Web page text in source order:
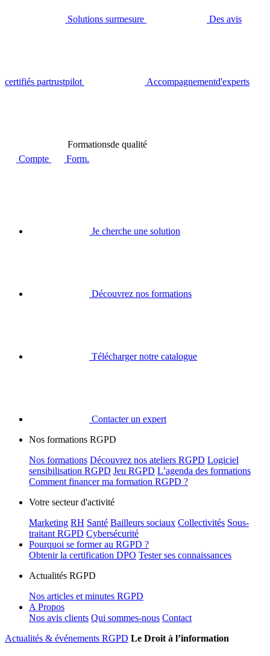
Solutions surmesure Des avis
certifiés partrustpilot Accompagnementd'experts
Formationsde qualité
Compte
Form.
Je cherche une solution
Découvrez nos formations
Télécharger notre catalogue
Contacter un expert
Nos formations RGPD
Nos formations Découvrez nos ateliers RGPD Logiciel
sensibilisation RGPD Jeu RGPD L’agenda des formations
Comment financer ma formation RGPD ?
Votre secteur d'activité
Marketing RH Santé Bailleurs sociaux Collectivités Sous-
traitant RGPD Cybersécurité
Pourquoi se former au RGPD ?
Obtenir la certification DPO Tester ses connaissances
Actualités RGPD
Nos articles et minutes RGPD
A Propos
Nos avis clients Qui sommes-nous Contact
Actualités & événements RGPD Le Droit à l’information